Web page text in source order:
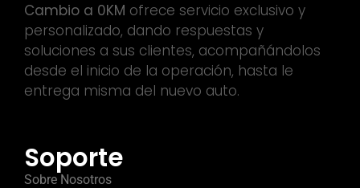
Cambio a 0KM ofrece servicio exclusivo y
personalizado, dando respuestas y
soluciones a sus clientes, acompañándolos
desde el inicio de la operación, hasta le
entrega misma del nuevo auto.
Soporte
Sobre Nosotros